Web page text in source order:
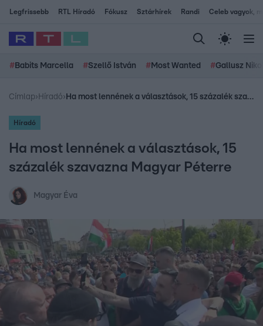
Legfrissebb RTL Híradó Fókusz Sztárhírek Randi Celeb vagyok,
# Babits Marcella #Szellő István # Most Wanted #Gallusz
Címlap› Híradó› Ha most lennének a választások, 15 százalék szavazna Magyar Péterre
Híradó
Ha most lennének a választások, 15
százalék szavazna Magyar Péterre
Magyar Éva